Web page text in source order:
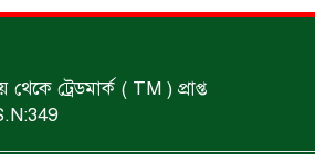
ট্রেডমার্ক ( TM ) প্রাপ্ত